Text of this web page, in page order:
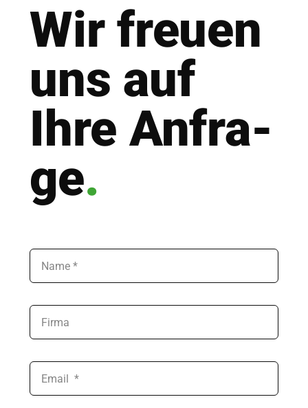
Wir freu­en
uns auf
Ihre Anfra­
ge.